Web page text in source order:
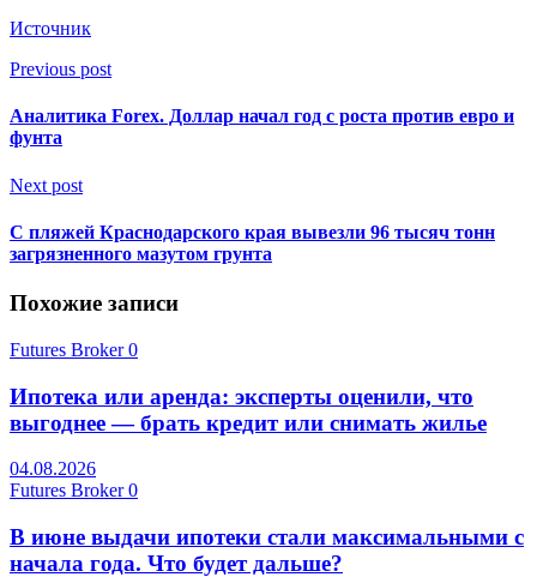
Источник
Previous post
Аналитика Forex. Доллар начал год с роста против евро и
фунта
Next post
С пляжей Краснодарского края вывезли 96 тысяч тонн
загрязненного мазутом грунта
Похожие записи
Futures Broker0
Ипотека или аренда: эксперты оценили, что
выгоднее — брать кредит или снимать жилье
04.08.2026
Futures Broker0
В июне выдачи ипотеки стали максимальными с
начала года. Что будет дальше?